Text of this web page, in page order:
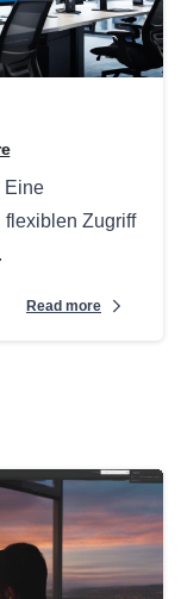
0
Eine
flexiblen Zugriff
Read more